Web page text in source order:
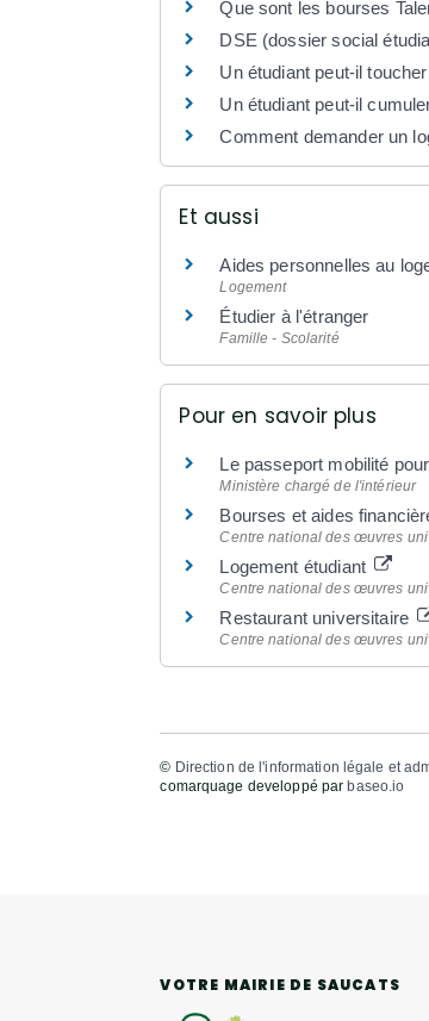
Que sont les bourses
DSE (dossier social
Un étudiant peut-il
Un étudiant peut-il
Comment demander un
Et aussi
Aides personnelles au
Logement
Étudier à l'étranger
Famille - Scolarité
Pour en savoir plus
Le passeport mobilité
Ministère chargé de l'intérieur
Bourses et aides
Centre national des œuvres
Logement étudiant
Centre national des œuvres
Restaurant universitaire
Centre national des œuvres
© Direction de l'information légale et
comarquage developpé par baseo.io
VOTRE MAIRIE DE SAUCATS